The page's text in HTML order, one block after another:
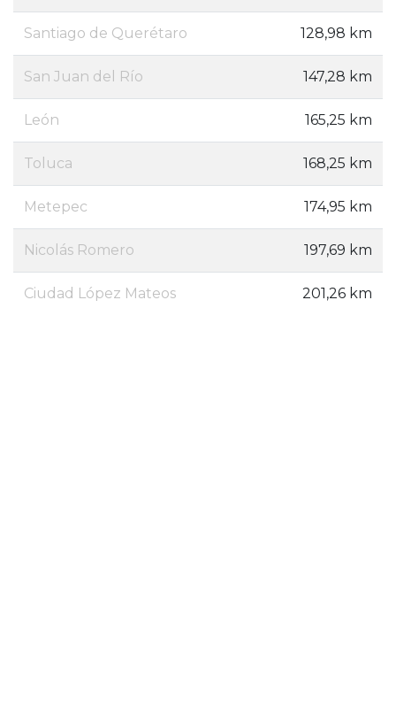
Santiago de Querétaro 128,98 km
San Juan del Río 147,28 km
León 165,25 km
Toluca 168,25 km
Metepec 174,95 km
Nicolás Romero 197,69 km
Ciudad López Mateos 201,26 km